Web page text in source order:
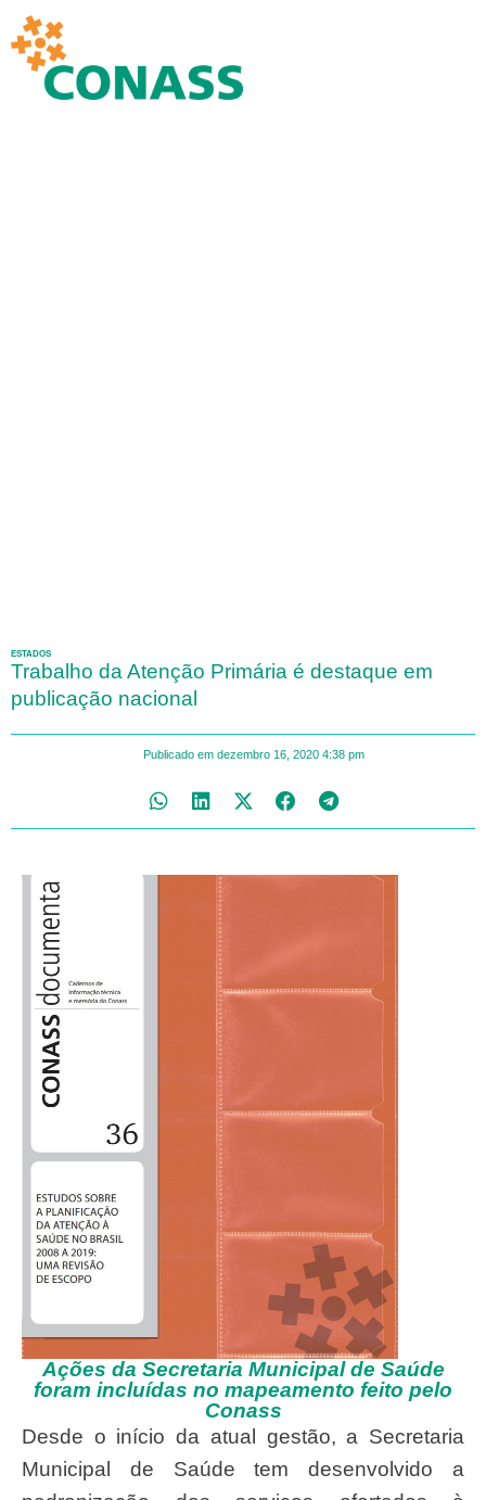
ESTADOS
Trabalho da Atenção Primária é destaque em
publicação nacional
Publicado em dezembro 16, 2020 4:38 pm
Ações da Secretaria Municipal de Saúde
foram incluídas no mapeamento feito pelo
Conass
Desde o início da atual gestão, a Secretaria
Municipal de Saúde tem desenvolvido a